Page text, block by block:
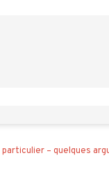
particulier – quelques